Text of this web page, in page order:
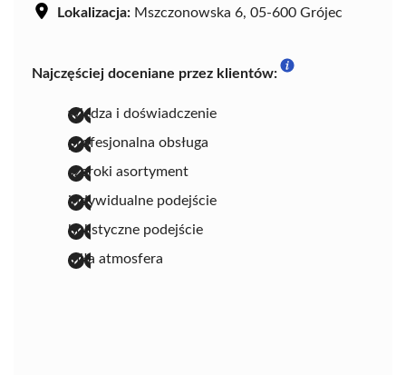
Lokalizacja: Mszczonowska 6, 05-600 Grójec
Najczęściej doceniane przez klientów:
wiedza i doświadczenie
profesjonalna obsługa
szeroki asortyment
indywidualne podejście
holistyczne podejście
miła atmosfera